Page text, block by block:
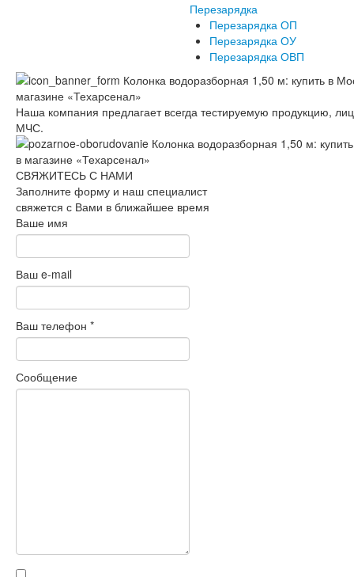
Перезарядка
Перезарядка ОП
Перезарядка ОУ
Перезарядка ОВП
Наша компания предлагает всегда тестируемую продукцию,
МЧС.
СВЯЖИТЕСЬ С НАМИ
Заполните форму и наш специалист
свяжется с Вами в ближайшее время
Ваше имя
Ваш e-mail
Ваш телефон *
Сообщение